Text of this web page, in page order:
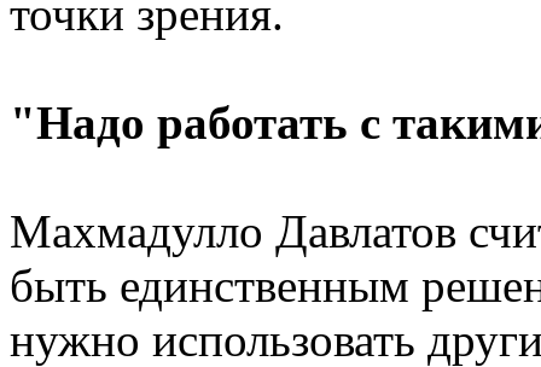
точки зрения.
"Надо работать с
Махмадулло Давлатов
быть единственным
нужно использовать